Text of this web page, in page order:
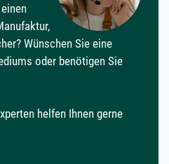
Wünschen Sie eine
oder benötigen Sie
helfen Ihnen gerne